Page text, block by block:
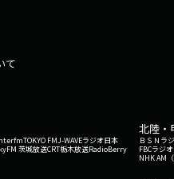
て
TOKYO FMJ-WAVEラジオ日本
茨城放送CRT栃木放送RadioBerry
北陸・
ＢＳＮラ
FBCラジオ
NHK AM（